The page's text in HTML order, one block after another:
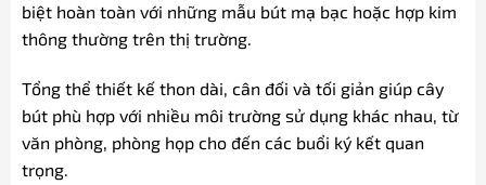
biệt hoàn toàn với những mẫu bút mạ bạc hoặc hợp kim
thông thường trên thị trường.
Tổng thể thiết kế thon dài, cân đối và tối giản giúp cây
bút phù hợp với nhiều môi trường sử dụng khác nhau, từ
văn phòng, phòng họp cho đến các buổi ký kết quan
trọng.